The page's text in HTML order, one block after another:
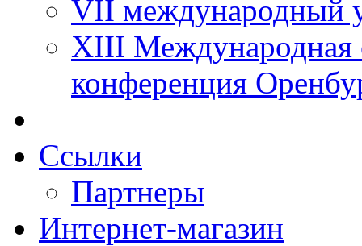
VII международный
XIII Международная
конференция
Ссылки
Партнеры
Интернет-магазин